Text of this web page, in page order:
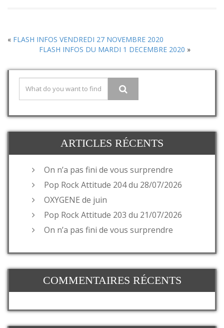
« FLASH INFOS VENDREDI 27 NOVEMBRE 2020
FLASH INFOS DU MARDI 1 DECEMBRE 2020 »
ARTICLES RÉCENTS
On n’a pas fini de vous surprendre
Pop Rock Attitude 204 du 28/07/2026
OXYGENE de juin
Pop Rock Attitude 203 du 21/07/2026
On n’a pas fini de vous surprendre
COMMENTAIRES RÉCENTS